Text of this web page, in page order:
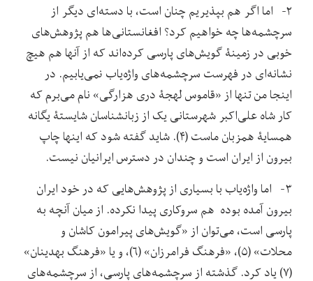
۲- اما اگر هم بپذیریم چنان است، با دسته‌ای دیگر از
سرچشمه‌ها چه خواهیم کرد؟ افغانستانی‌ها هم پژوهش‌های
خوبی در زمینۀ گویش‌های پارسی کرده‌اند که از آنها هم هیچ
نشانه‌ای در فهرست سرچشمه‌های واژه‌یاب نمی‌یابیم. در
اینجا من تنها از «قاموس لهجۀ دری هزارگی» نام می‌برم که
کار شاه علی‌اکبر شهرستانی یک از زبانشناسان شایستۀ یگانه
همسایۀ همزبان ماست (۴). شاید گفته شود که اینها چاپ
بیرون از ایران است و چندان در دسترس ایرانیان نیست.
۳- اما واژه‌یاب با بسیاری از پژوهش‌هایی که در خود ایران
بیرون آمده بوده هم سروکاری پیدا نکرده. از میان آنچه به
پارسی است، می‌توان از «گویش‌های پیرامون کاشان و
محلات» (۵)، «فرهنگ فرامرزان» (۶)، و یا «فرهنگ بهدینان»
(۷) یاد کرد. گذشته از سرچشمه‌های پارسی، از سرچشمه‌های